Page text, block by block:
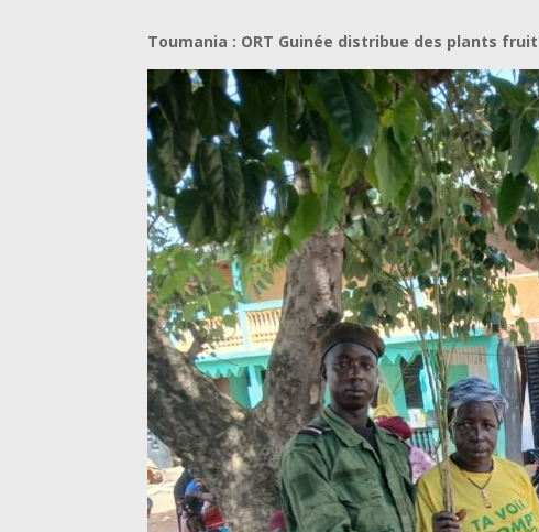
Toumania : ORT Guinée distribue des plants